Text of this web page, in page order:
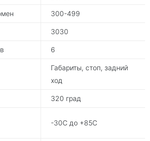
300-499
3030
6
Габариты, стоп, задний
ход
320 град
-30С до +85С